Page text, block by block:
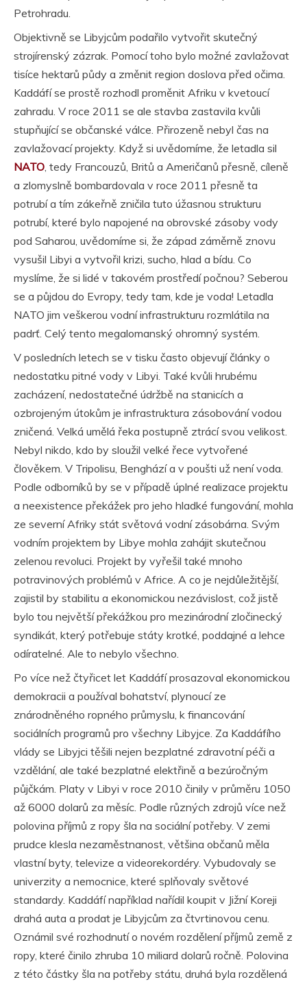
Petrohradu.
Objektivně se Libyjcům podařilo vytvořit skutečný
strojírenský zázrak. Pomocí toho bylo možné zavlažovat
tisíce hektarů půdy a změnit region doslova před očima.
Kaddáfí se prostě rozhodl proměnit Afriku v kvetoucí
zahradu. V roce 2011 se ale stavba zastavila kvůli
stupňující se občanské válce. Přirozeně nebyl čas na
zavlažovací projekty. Když si uvědomíme, že letadla sil
NATO , tedy Francouzů, Britů a Američanů přesně, cíleně
a zlomyslně bombardovala v roce 2011 přesně ta
potrubí a tím zákeřně zničila tuto úžasnou strukturu
potrubí, které bylo napojené na obrovské zásoby vody
pod Saharou, uvědomíme si, že západ záměrně znovu
vysušil Libyi a vytvořil krizi, sucho, hlad a bídu. Co
myslíme, že si lidé v takovém prostředí počnou? Seberou
se a půjdou do Evropy, tedy tam, kde je voda! Letadla
NATO jim veškerou vodní infrastrukturu rozmlátila na
padrť. Celý tento megalomanský ohromný systém.
V posledních letech se v tisku často objevují články o
nedostatku pitné vody v Libyi. Také kvůli hrubému
zacházení, nedostatečné údržbě na stanicích a
ozbrojeným útokům je infrastruktura zásobování vodou
zničená. Velká umělá řeka postupně ztrácí svou velikost.
Nebyl nikdo, kdo by sloužil velké řece vytvořené
člověkem. V Tripolisu, Benghází a v poušti už není voda.
Podle odborníků by se v případě úplné realizace projektu
a neexistence překážek pro jeho hladké fungování, mohla
ze severní Afriky stát světová vodní zásobárna. Svým
vodním projektem by Libye mohla zahájit skutečnou
zelenou revoluci. Projekt by vyřešil také mnoho
potravinových problémů v Africe. A co je nejdůležitější,
zajistil by stabilitu a ekonomickou nezávislost, což jistě
bylo tou největší překážkou pro mezinárodní zločinecký
syndikát, který potřebuje státy krotké, poddajné a lehce
odíratelné. Ale to nebylo všechno.
Po více než čtyřicet let Kaddáfí prosazoval ekonomickou
demokracii a používal bohatství, plynoucí ze
znárodněného ropného průmyslu, k financování
sociálních programů pro všechny Libyjce. Za Kaddáfího
vlády se Libyjci těšili nejen bezplatné zdravotní péči a
vzdělání, ale také bezplatné elektřině a bezúročným
půjčkám. Platy v Libyi v roce 2010 činily v průměru 1050
až 6000 dolarů za měsíc. Podle různých zdrojů více než
polovina příjmů z ropy šla na sociální potřeby. V zemi
prudce klesla nezaměstnanost, většina občanů měla
vlastní byty, televize a videorekordéry. Vybudovaly se
univerzity a nemocnice, které splňovaly světové
standardy. Kaddáfí například nařídil koupit v Jižní Koreji
drahá auta a prodat je Libyjcům za čtvrtinovou cenu.
Oznámil své rozhodnutí o novém rozdělení příjmů země z
ropy, které činilo zhruba 10 miliard dolarů ročně. Polovina
z této částky šla na potřeby státu, druhá byla rozdělená